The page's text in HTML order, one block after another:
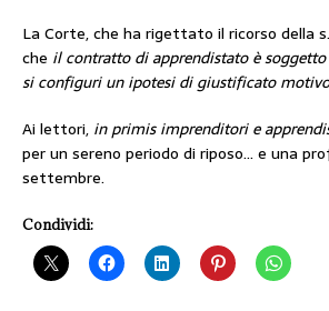
La Corte, che ha rigettato il ricorso della
che il contratto di apprendistato è
si configuri un ipotesi di giustificato
Ai lettori, in primis imprenditori e
per un sereno periodo di riposo… e una
settembre.
Condividi: